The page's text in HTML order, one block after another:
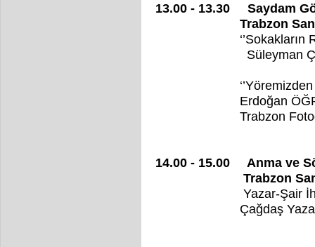
13.00 - 13.30 Saydam
Trabzon
‘’Sokakların
Süleyman
‘’Yöremizden
Erdoğan
Trabzon
14.00 - 15.00 Anma ve
Trabzon
Yazar-Şair İhsan
Çağdaş Yazarlar